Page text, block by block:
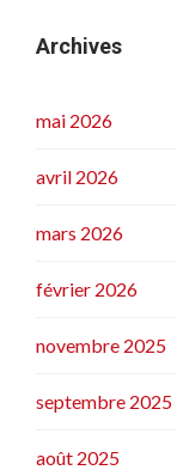
Archives
mai 2026
avril 2026
mars 2026
février 2026
novembre 2025
septembre 2025
août 2025